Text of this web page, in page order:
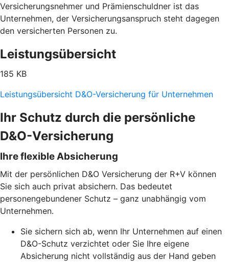
Versicherungsnehmer und Prämienschuldner ist das
Unternehmen, der Versicherungsanspruch steht dagegen
den versicherten Personen zu.
Leistungsübersicht
185 KB
Leistungsübersicht D&O-Versicherung für Unternehmen
Ihr Schutz durch die persönliche
D&O-Versicherung
Ihre flexible Absicherung
Mit der persönlichen D&O Versicherung der R+V können
Sie sich auch privat absichern. Das bedeutet
personengebundener Schutz – ganz unabhängig vom
Unternehmen.
Sie sichern sich ab, wenn Ihr Unternehmen auf einen
D&O-Schutz verzichtet oder Sie Ihre eigene
Absicherung nicht vollständig aus der Hand geben